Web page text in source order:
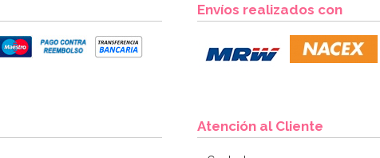
Envíos realizados con
Atención al Cliente